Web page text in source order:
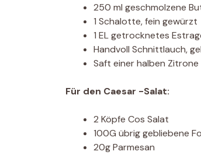
250 ml geschmolzene
1 Schalotte, fein gewürzt
1 EL getrocknetes
Handvoll Schnittlauch,
Saft einer halben Zitrone
Für den Caesar -Salat:
2 Köpfe Cos Salat
100G übrig gebliebene
20g Parmesan